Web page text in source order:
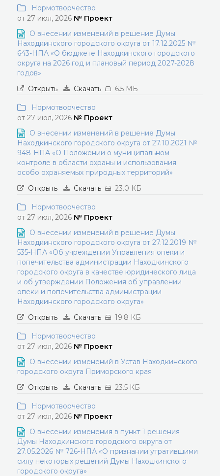
Нормотворчество
от 27 июл, 2026 № Проект
О внесении изменений в решение Думы
Находкинского городского округа от 17.12.2025 №
643-НПА «О бюджете Находкинского городского
округа на 2026 год и плановый период 2027-2028
годов»
Открыть
Скачать 6.5 МБ
Нормотворчество
от 27 июл, 2026 № Проект
О внесении изменений в решение Думы
Находкинского городского округа от 27.10.2021 №
948-НПА «О Положении о муниципальном
контроле в области охраны и использования
особо охраняемых природных территорий»
Открыть
Скачать 23.0 КБ
Нормотворчество
от 27 июл, 2026 № Проект
О внесении изменений в решение Думы
Находкинского городского округа от 27.12.2019 №
535-НПА «Об учреждении Управления опеки и
попечительства администрации Находкинского
городского округа в качестве юридического лица
и об утверждении Положения об управлении
опеки и попечительства администрации
Находкинского городского округа»
Открыть
Скачать 19.8 КБ
Нормотворчество
от 27 июл, 2026 № Проект
О внесении изменений в Устав Находкинского
городского округа Приморского края
Открыть
Скачать 23.5 КБ
Нормотворчество
от 27 июл, 2026 № Проект
О внесении изменения в пункт 1 решения
Думы Находкинского городского округа от
27.05.2026 № 726-НПА «О признании утратившими
силу некоторых решений Думы Находкинского
городского округа»